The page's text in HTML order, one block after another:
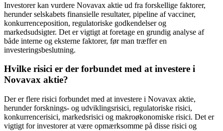
Investorer kan vurdere Novavax aktie ud fra forskellige faktorer,
herunder selskabets finansielle resultater, pipeline af vacciner,
konkurrenceposition, regulatoriske godkendelser og
markedsudsigter. Det er vigtigt at foretage en grundig analyse af
både interne og eksterne faktorer, før man træffer en
investeringsbeslutning.
Hvilke risici er der forbundet med at investere i
Novavax aktie?
Der er flere risici forbundet med at investere i Novavax aktie,
herunder forsknings- og udviklingsrisici, regulatoriske risici,
konkurrencerisici, markedsrisici og makroøkonomiske risici. Det er
vigtigt for investorer at være opmærksomme på disse risici og